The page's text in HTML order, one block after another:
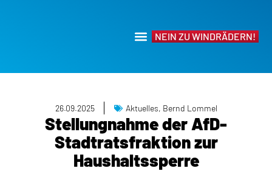
NEIN ZU WINDRÄDERN!
26.09.2025 Aktuelles, Bernd Lommel
Stellungnahme der AfD-
Stadtratsfraktion zur
Haushaltssperre